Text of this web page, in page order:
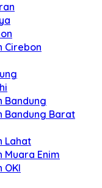
Cirebon
Bandung
Bandung Barat
Lahat
Muara Enim
OKI